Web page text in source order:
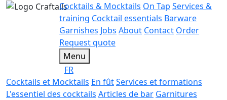
Cocktails & Mocktails On Tap Services &
training Cocktail essentials Barware
Garnishes Jobs About Contact Order
Request quote
Menu
FR
Cocktails et Mocktails En fûtServices et formations
L'essentiel des cocktails Articles de bar Garnitures